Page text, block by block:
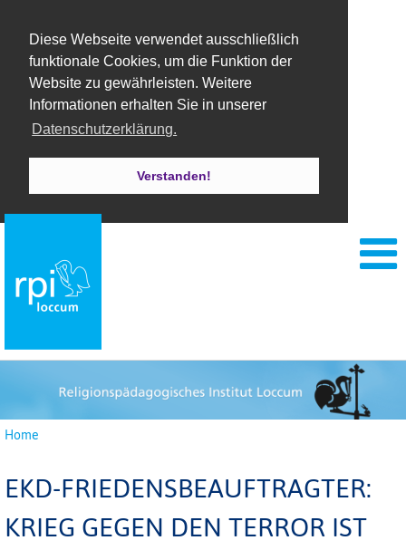
Diese Webseite verwendet ausschließlich
funktionale Cookies, um die Funktion der
Website zu gewährleisten. Weitere
Informationen erhalten Sie in unserer
Datenschutzerklärung.
Verstanden!
Home
EKD-FRIEDENSBEAUFTRAGTER:
KRIEG GEGEN DEN TERROR IST